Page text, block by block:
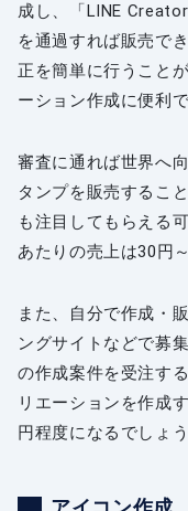
成し、「LINE
を通過すれば販売で
正を簡単に行うこと
ーション作成に便利で
審査に通れば世界へ
タンプを販売するこ
も注目してもらえる
あたりの売上は30円
また、自分で作成・
ングサイトなどで募
の作成案件を受注す
リエーションを作成
円程度になるでしょう